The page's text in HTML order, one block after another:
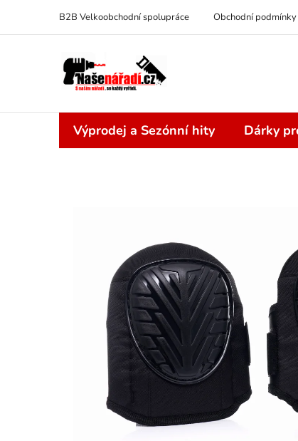
obsah
B2B Velkoobchodní spolupráce Obchodní podmínky
Výprodej a Sezónní hity Dárky